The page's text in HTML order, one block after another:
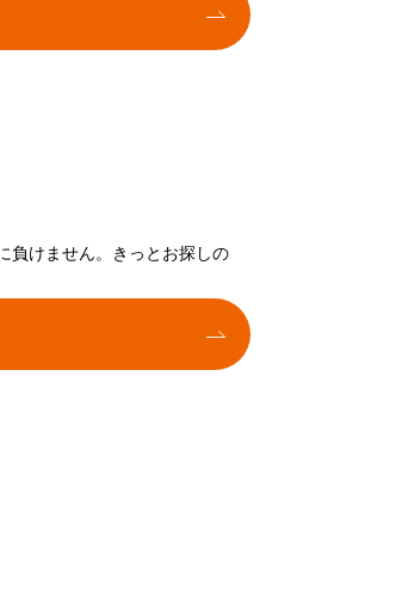
負けません。きっとお探しの